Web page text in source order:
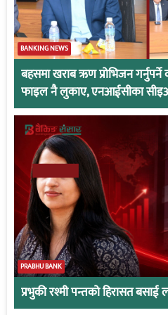
BANKING NEWS
बहसमा खराब ऋण प्रोभिजन
फाइल नै लुकाए, एनआईसीका
PRABHU BANK
प्रभुकी रश्मी पन्तको हिरासत बसाई